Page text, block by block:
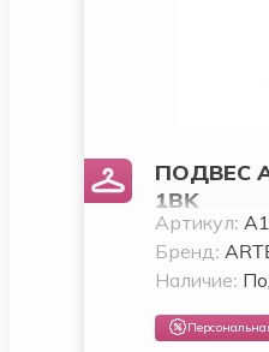
ПОДВЕС
1BK
Артикул:
Бренд:
Наличие: